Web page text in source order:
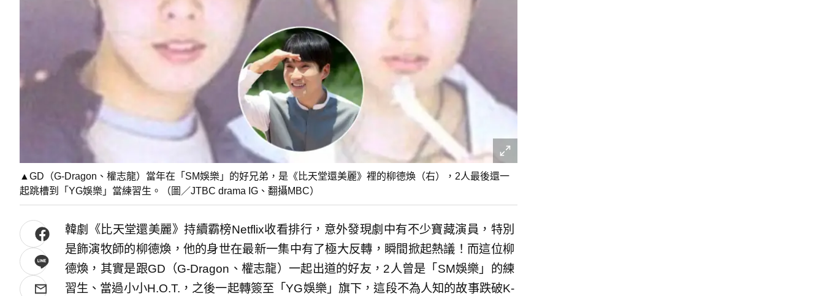
▲GD（G-Dragon、權志龍）當年在「SM娛樂」的好兄弟，是《比天堂還美麗》裡的柳德煥（右），2人最後還一
起跳槽到「YG娛樂」當練習生。（圖／JTBC drama IG、翻攝MBC）
韓劇《比天堂還美麗》持續霸榜Netflix收看排行，意外發現劇中有不少寶藏演員，特別
是飾演牧師的柳德煥，他的身世在最新一集中有了極大反轉，瞬間掀起熱議！而這位柳
德煥，其實是跟GD（G-Dragon、權志龍）一起出道的好友，2人曾是「SM娛樂」的練
習生、當過小小H.O.T.，之後一起轉簽至「YG娛樂」旗下，這段不為人知的故事跌破K-